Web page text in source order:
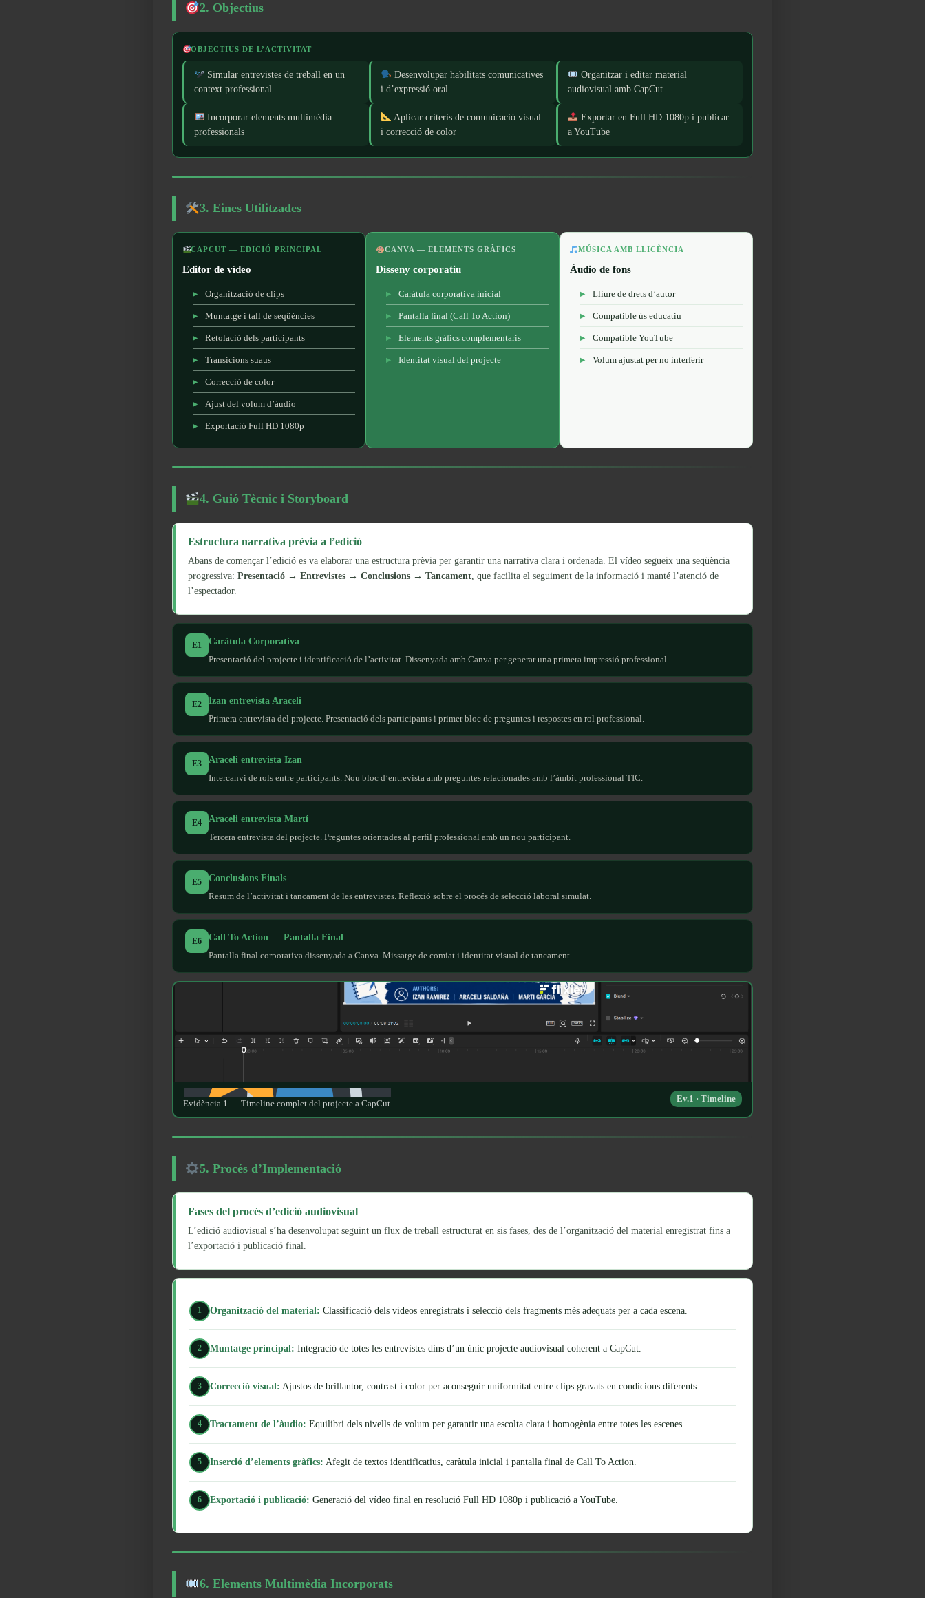
2. Objectius
OBJECTIUS DE L’ACTIVITAT
Simular entrevistes de treball en un
context professional
Desenvolupar habilitats comunicatives
i d’expressió oral
Organitzar i editar material
audiovisual amb CapCut
Incorporar elements multimèdia
professionals
Aplicar criteris de comunicació visual
i correcció de color
Exportar en Full HD 1080p i publicar
a YouTube
3. Eines Utilitzades
CAPCUT — EDICIÓ PRINCIPAL
Editor de vídeo
Organització de clips
Muntatge i tall de seqüències
Retolació dels participants
Transicions suaus
Correcció de color
Ajust del volum d’àudio
Exportació Full HD 1080p
CANVA — ELEMENTS GRÀFICS
Disseny corporatiu
Caràtula corporativa inicial
Pantalla final (Call To Action)
Elements gràfics complementaris
Identitat visual del projecte
MÚSICA AMB LLICÈNCIA
Àudio de fons
Lliure de drets d’autor
Compatible ús educatiu
Compatible YouTube
Volum ajustat per no interferir
4. Guió Tècnic i Storyboard
Estructura narrativa prèvia a l’edició
Abans de començar l’edició es va elaborar una estructura prèvia per garantir una narrativa clara i ordenada. El vídeo segueix una seqüència
progressiva: Presentació → Entrevistes → Conclusions → Tancament , que facilita el seguiment de la informació i manté l’atenció de
l’espectador.
E1 Caràtula Corporativa
Presentació del projecte i identificació de l’activitat. Dissenyada amb Canva per generar una primera impressió professional.
E2 Izan entrevista Araceli
Primera entrevista del projecte. Presentació dels participants i primer bloc de preguntes i respostes en rol professional.
E3 Araceli entrevista Izan
Intercanvi de rols entre participants. Nou bloc d’entrevista amb preguntes relacionades amb l’àmbit professional TIC.
E4 Araceli entrevista Martí
Tercera entrevista del projecte. Preguntes orientades al perfil professional amb un nou participant.
E5 Conclusions Finals
Resum de l’activitat i tancament de les entrevistes. Reflexió sobre el procés de selecció laboral simulat.
E6 Call To Action — Pantalla Final
Pantalla final corporativa dissenyada a Canva. Missatge de comiat i identitat visual de tancament.
Evidència 1 — Timeline complet del projecte a CapCut Ev.1 · Timeline
5. Procés d’Implementació
Fases del procés d’edició audiovisual
L’edició audiovisual s’ha desenvolupat seguint un flux de treball estructurat en sis fases, des de l’organització del material enregistrat fins a
l’exportació i publicació final.
1 Organització del material: Classificació dels vídeos enregistrats i selecció dels fragments més adequats per a cada escena.
2 Muntatge principal: Integració de totes les entrevistes dins d’un únic projecte audiovisual coherent a CapCut.
3 Correcció visual: Ajustos de brillantor, contrast i color per aconseguir uniformitat entre clips gravats en condicions diferents.
4 Tractament de l’àudio: Equilibri dels nivells de volum per garantir una escolta clara i homogènia entre totes les escenes.
5 Inserció d’elements gràfics: Afegit de textos identificatius, caràtula inicial i pantalla final de Call To Action.
6 Exportació i publicació: Generació del vídeo final en resolució Full HD 1080p i publicació a YouTube.
6. Elements Multimèdia Incorporats